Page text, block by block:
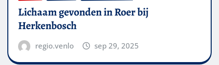
Lichaam gevonden in Roer bij
Herkenbosch
regio.venlo sep 29, 2025